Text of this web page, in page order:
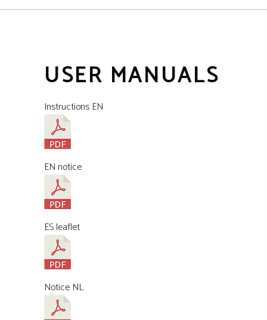
USER MANUALS
Instructions EN
EN notice
ES leaflet
Notice NL